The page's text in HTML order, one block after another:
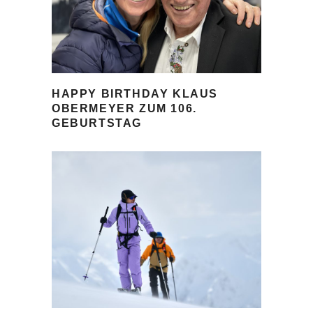
HAPPY BIRTHDAY KLAUS
OBERMEYER ZUM 106.
GEBURTSTAG